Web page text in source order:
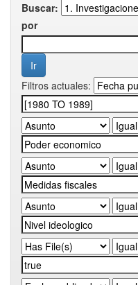
Buscar:
por
Filtros actuales: